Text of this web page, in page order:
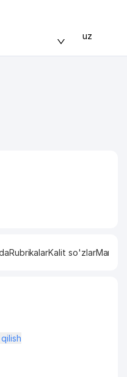
uz
RubrikalarKalit so'zlarManzil
qilish